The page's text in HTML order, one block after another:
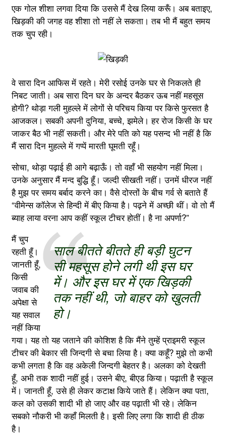
एक गोल शीशा लगवा दिया कि उससे मैं देख लिया करूँ। अब बताइए,
खिड़की की जगह वह शीशा तो नहीं ले सकता। तब भी मैं बहुत समय
तक चुप रही।
वे सारा दिन आफिस में रहते। मेरी रसोई उनके घर से निकलते ही
निबट जाती। अब सारा दिन घर के अन्दर बैठकर ऊब नहीं महसूस
होगी? थोड़ा गली मुहल्ले में लोगों से परिचय किया पर किसे फुरसत है
आजकल। सबकी अपनी दुनिया, बच्चे, झमेले। हर रोज किसी के घर
जाकर बैठ भी नहीं सकती। और मेरे पति को यह पसन्द भी नहीं है कि
मैं सारा दिन मुहल्ले में गप्पें मारती घूमती रहूँ।
सोचा, थोड़ा पढ़ाई ही आगे बढ़ाऊँ। तो वहाँ भी सहयोग नहीं मिला।
उनके अनुसार मैं मन्द बुद्धि हूँ। जल्दी सीखती नहीं। उनमें धीरज नहीं
है मुझ पर समय बर्बाद करने का। वैसे दोस्तों के बीच गर्व से बताते हैं
“वीमेन्स कॉलेज से हिन्दी में बीए किया है। पढ़ने में अच्छी थीं। वो तो मैं
ब्याह लाया वरना आप कहीं स्कूल टीचर होतीं। है ना अपर्णा?”
साल बीतते बीतते ही बड़ी घुटन
सी महसूस होने लगी थी इस घर
में। और इस घर में एक खिड़की
तक नहीं थी, जो बाहर को खुलती
हो।
मैं चुप
रहती हूँ।
जानती हूँ,
किसी
जवाब की
अपेक्षा से
यह सवाल
नहीं किया
गया। यह तो यह जताने की कोशिश है कि मैंने तुम्हें प्राइमरी स्कूल
टीचर की बेकार सी जिन्दगी से बचा लिया है। क्या कहूँ? मुझे तो कभी
कभी लगता है कि वह अकेली जिन्दगी बेहतर है। अलका को देखती
हूँ, अभी तक शादी नहीं हुई। उसने बीए, बीएड किया। पढ़ाती है स्कूल
में। जानती हूँ, उसे ही लेकर कटाक्ष किये जाते हैं। लेकिन क्या पता,
कल को उसकी शादी भी हो जाए और वह पढ़ाती भी रहे। लेकिन
सबको नौकरी भी कहाँ मिलती है। इसी लिए लगा कि शादी ही ठीक
है।